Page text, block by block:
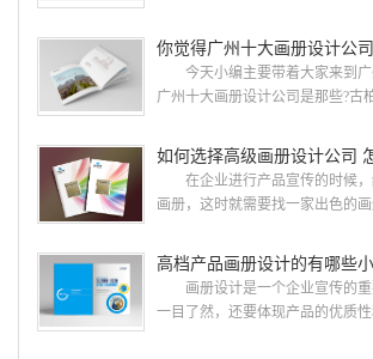
国网络应用的现状和趋势有很深
设计画册设计两个都是不能缺少的
计 简练、概括、完美!即要成功
的替代方案的程度是我们的目标
用目的、适用范畴并深刻...
今天小编主要带着大家来到广
广州十大画册设计公司是那些?古
计经验,服务过3000多家的广州集
册设计/印刷公司。相信不少喜欢
今天的内容感兴趣吧! 一、广
广的专业...
在企业进行产品宣传的时候，
画册，这时就需要找一家出色的
司，怎么制作高级企业画册?高
何选择高级画册设计公司 首先
过硬。这包括调研人员观察捕捉
高档产品画册设计的有哪些
画册设计是一个企业宣传的重
一目了然，还要体现产品的优质